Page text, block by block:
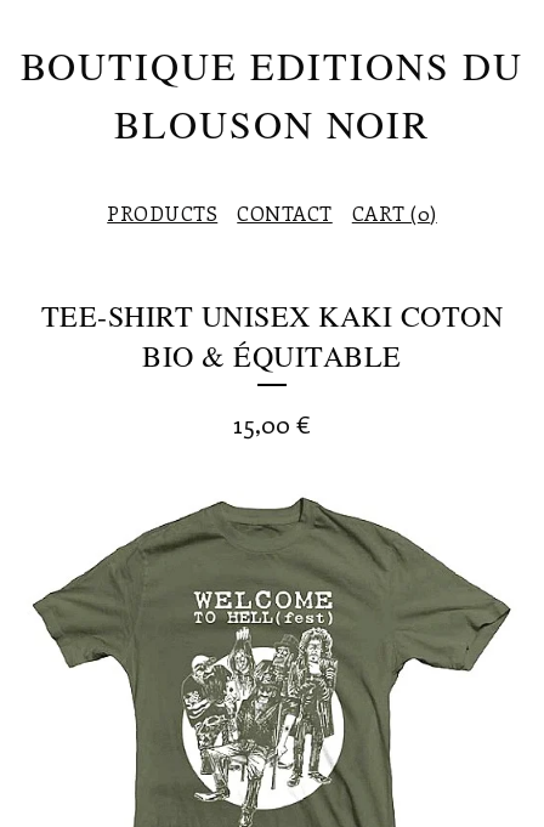
BOUTIQUE EDITIONS DU
BLOUSON NOIR
PRODUCTS CONTACT CART (0)
TEE-SHIRT UNISEX KAKI COTON
BIO & ÉQUITABLE
15,00 €